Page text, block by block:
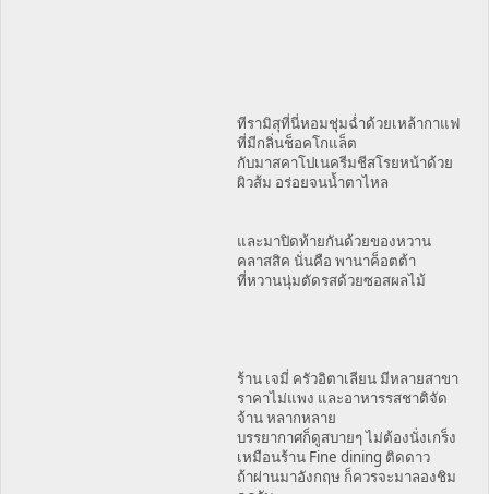
ทีรามิสุที่นี่หอมชุ่มฉ่ำด้วยเหล้ากาแฟ
ที่มีกลิ่นช็อคโกแล็ต
กับมาสคาโปเนครีมชีสโรยหน้าด้วย
ผิวส้ม อร่อยจนน้ำตาไหล
และมาปิดท้ายกันด้วยของหวาน
คลาสสิค นั่นคือ พานาค็อตต้า
ที่หวานนุ่มตัดรสด้วยซอสผลไม้
ร้าน เจมี่ ครัวอิตาเลียน มีหลายสาขา
ราคาไม่แพง และอาหารรสชาติจัด
จ้าน หลากหลาย
บรรยากาศก็ดูสบายๆ ไม่ต้องนั่งเกร็ง
เหมือนร้าน Fine dining ติดดาว
ถ้าผ่านมาอังกฤษ ก็ควรจะมาลองชิม